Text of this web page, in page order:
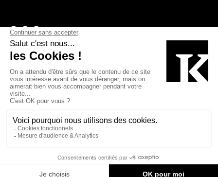
Page Facebook de Kollectif
Page Instagram de Kollectif
Page Linkedin de Kollectif
Bâtiment-Durable-Québec-1
Esquisses-1
MP-1 v2com-1
Cookies